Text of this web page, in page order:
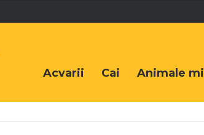
Acvarii Cai Animale